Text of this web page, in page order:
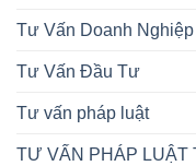
Tư Vấn Doanh Nghiệp
Tư Vấn Đầu Tư
Tư vấn pháp luật
TƯ VẤN PHÁP LUẬT